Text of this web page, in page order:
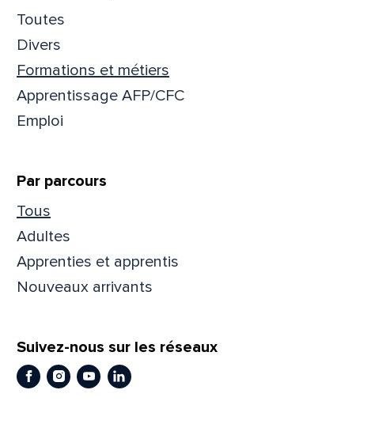
Toutes
Divers
Formations et métiers
Apprentissage AFP/CFC
Emploi
Par parcours
Tous
Adultes
Apprenties et apprentis
Nouveaux arrivants
Suivez-nous sur les réseaux
Facebook
Instagram
YoutubeLinkedIn